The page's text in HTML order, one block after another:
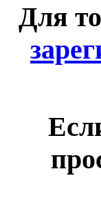
Для